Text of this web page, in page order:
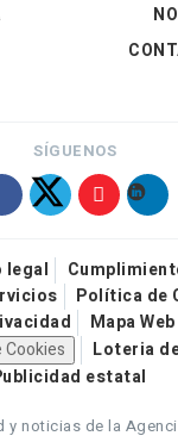
SÍGUENOS
legal
Política de
Mapa Web
Loteria
estatal
y noticias de la